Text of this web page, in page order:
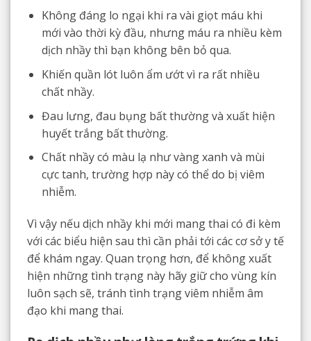
Không đáng lo ngại khi ra vài giọt máu khi
mới vào thời kỳ đầu, nhưng máu ra nhiều kèm
dịch nhầy thì bạn không bên bỏ qua.
Khiến quần lót luôn ẩm ướt vì ra rất nhiều
chất nhầy.
Đau lưng, đau bụng bất thường và xuất hiện
huyết trắng bất thường.
Chất nhầy có màu lạ như vàng xanh và mùi
cực tanh, trường hợp này có thể do bị viêm
nhiễm.
Vì vậy nếu dịch nhầy khi mới mang thai có đi kèm
với các biểu hiện sau thì cần phải tới các cơ sở y tế
để khám ngay. Quan trọng hơn, để không xuất
hiện những tình trạng này hãy giữ cho vùng kín
luôn sạch sẽ, tránh tình trạng viêm nhiễm âm
đạo khi mang thai.